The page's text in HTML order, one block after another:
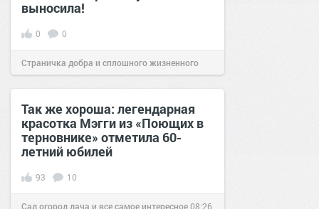
выносила!
0 0
Страничка добра и сплошного жизненного
позитива!16:2011 апр 2025
Так же хороша: легендарная
красотка Мэгги из «Поющих в
терновнике» отметила 60-
летний юбилей
93 10
Сад огород дача и все самое интересное08:26